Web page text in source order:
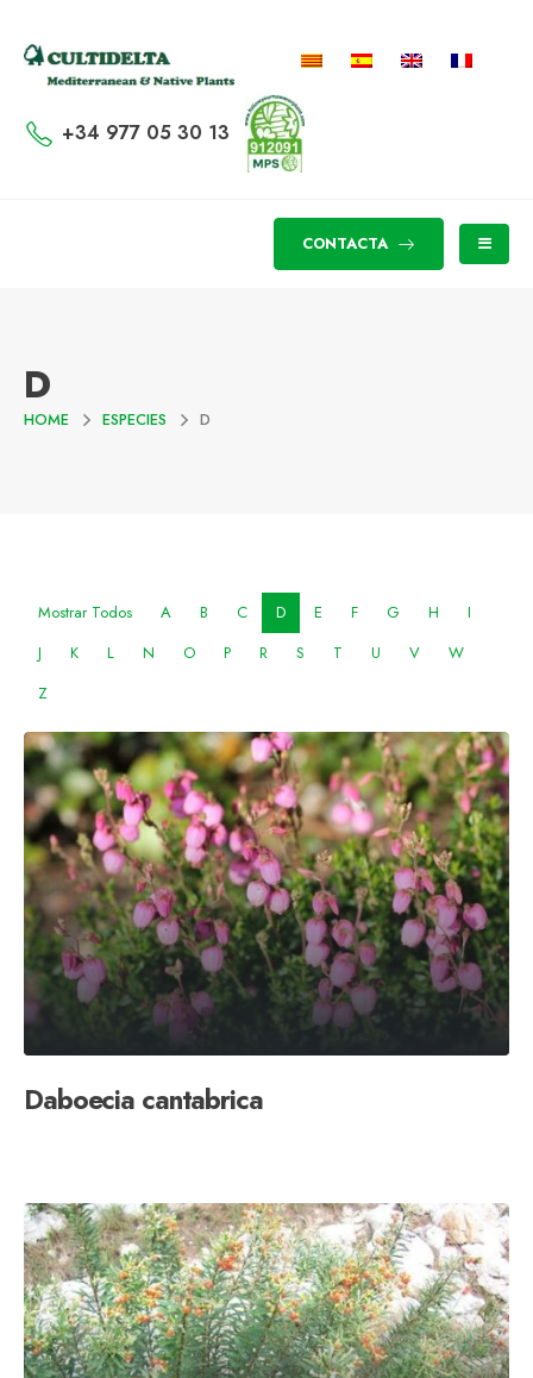
+34 977 05 30 13
CONTACTA
D
HOME ESPECIES D
Mostrar Todos A B C D E F G H
I
J
K L N O P R S T U V
W
Z
Daboecia cantabrica